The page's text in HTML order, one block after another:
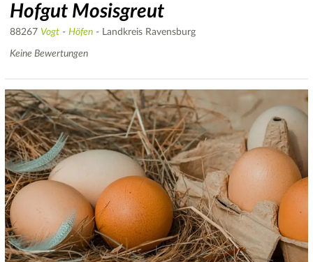
Hofgut Mosisgreut
88267 Vogt - Höfen - Landkreis Ravensburg
Keine Bewertungen